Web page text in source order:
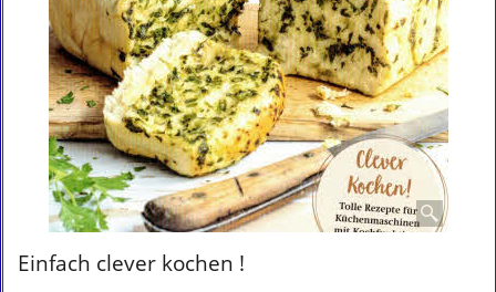
Einfach clever kochen !